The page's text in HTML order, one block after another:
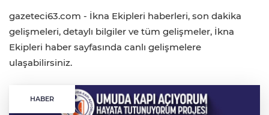
gazeteci63.com - İkna Ekipleri haberleri, son dakika
gelişmeleri, detaylı bilgiler ve tüm gelişmeler, İkna
Ekipleri haber sayfasında canlı gelişmelere
ulaşabilirsiniz.
HABER